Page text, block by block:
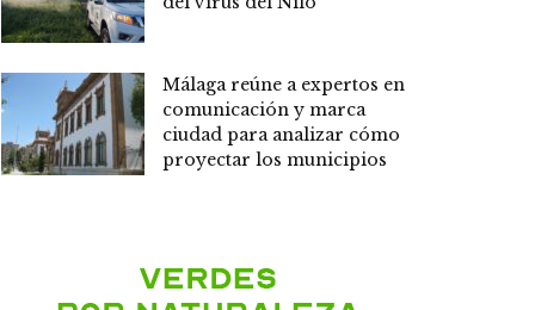
Málaga reúne a expertos en
comunicación y marca
ciudad para analizar cómo
proyectar los municipios